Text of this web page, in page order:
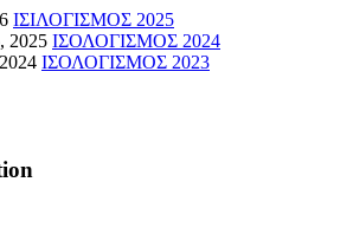
ΙΣΙΛΟΓΙΣΜΟΣ 2025
2025 ΙΣΟΛΟΓΙΣΜΟΣ 2024
ΙΣΟΛΟΓΙΣΜΟΣ 2023